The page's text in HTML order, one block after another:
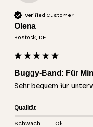
Verified Customer
Olena
Rostock, DE
Buggy-Band: Für
Sehr bequem für
Qualität
Schwach Ok